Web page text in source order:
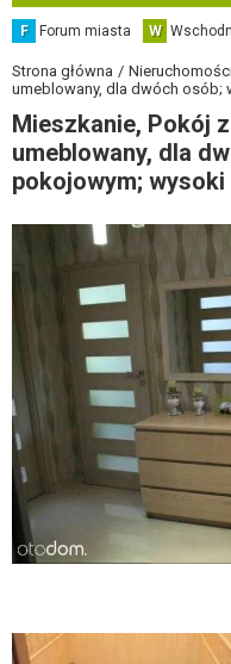
F Forum miasta W
Strona główna
umeblowany, dla dwóch osób;
Mieszkanie, Pokój
umeblowany, dla
pokojowym; wysoki